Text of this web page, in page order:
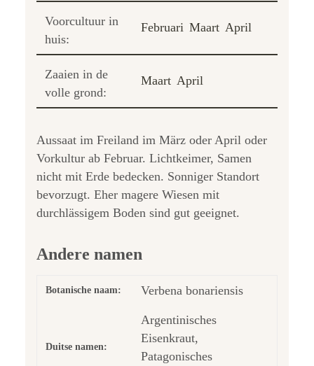
Voorcultuur in
huis:
Februari Maart April
Zaaien in de
volle grond:
Maart April
Aussaat im Freiland im März oder April oder
Vorkultur ab Februar. Lichtkeimer, Samen
nicht mit Erde bedecken. Sonniger Standort
bevorzugt. Eher magere Wiesen mit
durchlässigem Boden sind gut geeignet.
Andere namen
Botanische naam: Verbena bonariensis
Duitse namen:
Argentinisches
Eisenkraut,
Patagonisches